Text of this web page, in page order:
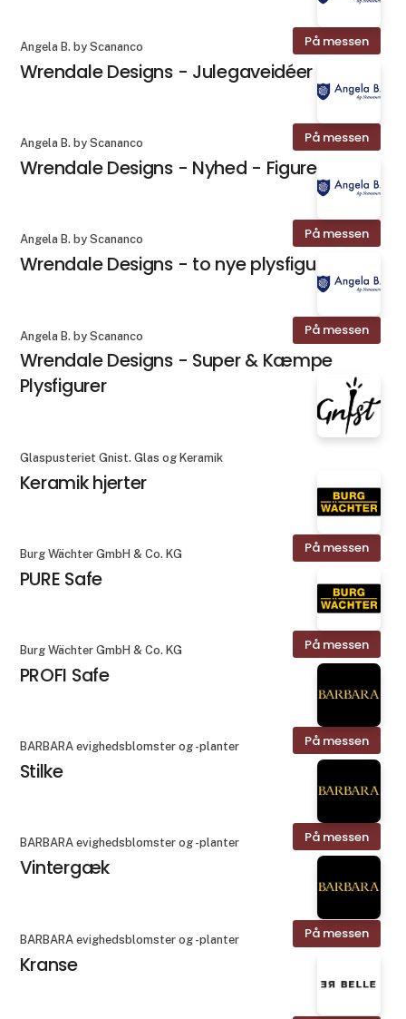
På messen
Angela B. by Scananco
Wrendale Designs - Julegaveidéer
På messen
Angela B. by Scananco
Wrendale Designs - Nyhed - Figurer
På messen
Angela B. by Scananco
Wrendale Designs - to nye plysfigurer
På messen
Angela B. by Scananco
Wrendale Designs - Super & Kæmpe
Plysfigurer
Glaspusteriet Gnist. Glas og Keramik
Keramik hjerter
På messen
Burg Wächter GmbH & Co. KG
PURE Safe
På messen
Burg Wächter GmbH & Co. KG
PROFI Safe
På messen
BARBARA evighedsblomster og -planter
Stilke
På messen
BARBARA evighedsblomster og -planter
Vintergæk
På messen
BARBARA evighedsblomster og -planter
Kranse